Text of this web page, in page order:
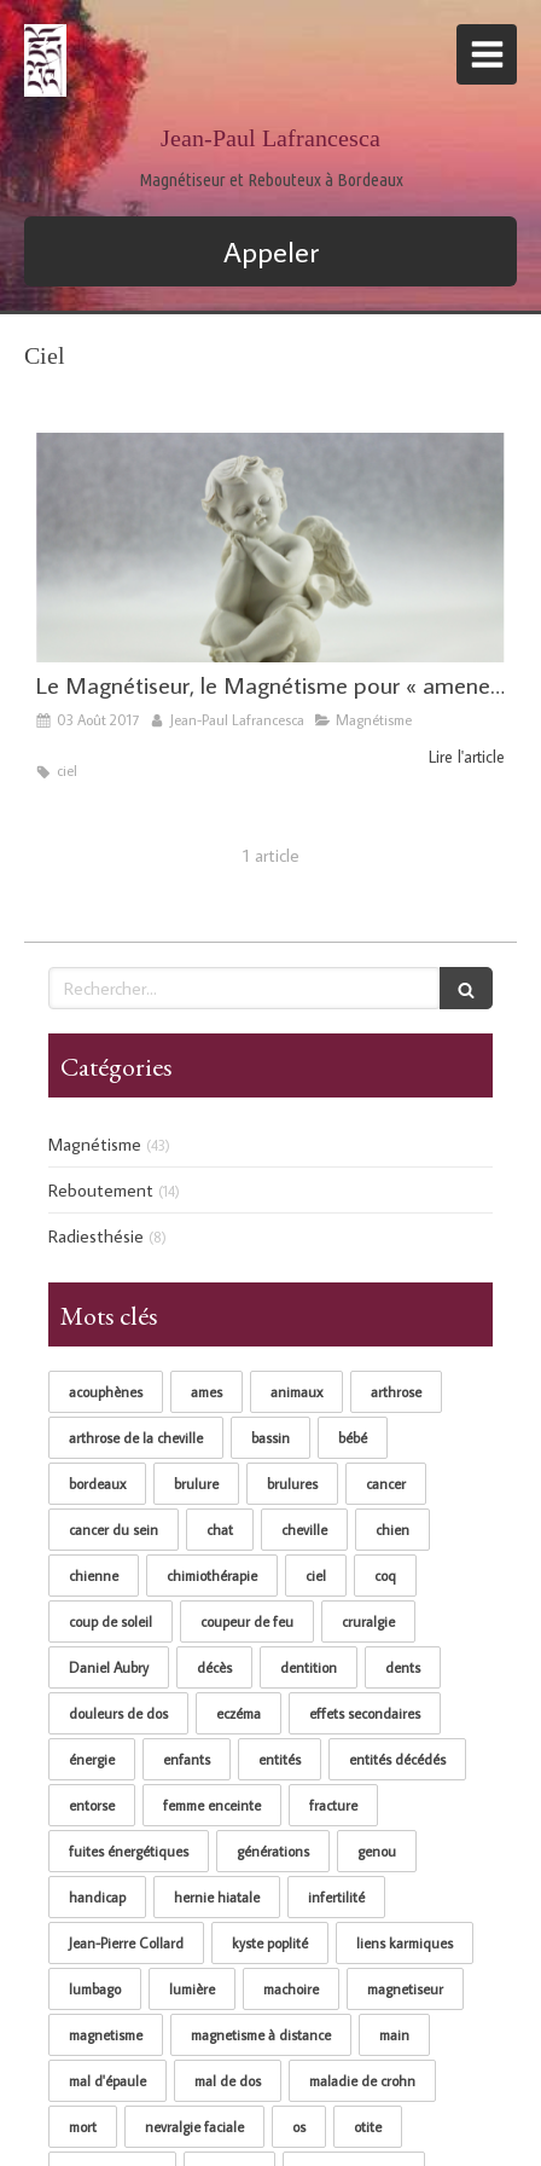
Jean-Paul Lafrancesca
Magnétiseur et Rebouteux à Bordeaux
Appeler
Ciel
Le Magnétiseur, le Magnétisme pour « amener les âmes dans la lumière »
03 Août 2017 Jean-Paul Lafrancesca Magnétisme
Lire l'article
ciel
1 article
Rechercher
Catégories
Magnétisme (43)
Reboutement (14)
Radiesthésie (8)
Mots clés
acouphènes ames animaux arthrose
arthrose de la cheville bassin bébé
bordeaux brulure brulures cancer
cancer du sein chat cheville chien
chienne chimiothérapie ciel coq
coup de soleil coupeur de feu cruralgie
Daniel Aubry décès dentition dents
douleurs de dos eczéma effets secondaires
énergie enfants entités entités décédés
entorse femme enceinte fracture
fuites énergétiques générations genou
handicap hernie hiatale infertilité
Jean-Pierre Collard kyste poplité liens karmiques
lumbago lumière machoire magnetiseur
magnetisme magnetisme à distance main
mal d'épaule mal de dos maladie de crohn
mort nevralgie faciale os otite